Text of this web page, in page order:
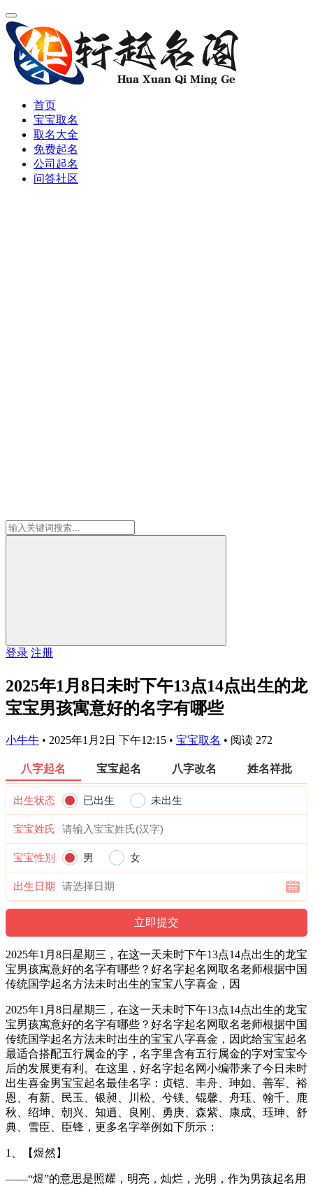
首页
宝宝取名
取名大全
免费起名
公司起名
问答社区
登录 注册
2025年1月8日未时下午13点14点出生的龙
宝宝男孩寓意好的名字有哪些
小牛牛 • 2025年1月2日 下午12:15 • 宝宝取名 • 阅读 272
八字起名 宝宝起名 八字改名 姓名祥批
出生状态 已出生 未出生
宝宝姓氏
宝宝性别 男 女
出生日期
2025年1月8日星期三，在这一天未时下午13点14点出生的龙宝
宝男孩寓意好的名字有哪些？好名字起名网取名老师根据中国
传统国学起名方法未时出生的宝宝八字喜金，因
2025年1月8日星期三，在这一天未时下午13点14点出生的龙宝
宝男孩寓意好的名字有哪些？好名字起名网取名老师根据中国
传统国学起名方法未时出生的宝宝八字喜金，因此给宝宝起名
最适合搭配五行属金的字，名字里含有五行属金的字对宝宝今
后的发展更有利。在这里，好名字起名网小编带来了今日未时
出生喜金男宝宝起名最佳名字：贞铠、丰舟、珅如、善军、裕
恩、有新、民玉、银昶、川松、兮镁、锟馨、舟珏、翰千、鹿
秋、绍坤、朝兴、知逍、良刚、勇庚、森紫、康成、珏珅、舒
典、雪臣、臣锋，更多名字举例如下所示：
1、【煜然】
——“煜”的意思是照耀，明亮，灿烂，光明，作为男孩起名用